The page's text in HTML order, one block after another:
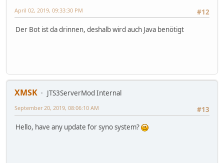
#12
April 02, 2019, 09:33:30 PM
Der Bot ist da drinnen, deshalb wird auch Java benötigt
XMSK
JTS3ServerMod Internal
#13
September 20, 2019, 08:06:10 AM
Hello, have any update for syno system?